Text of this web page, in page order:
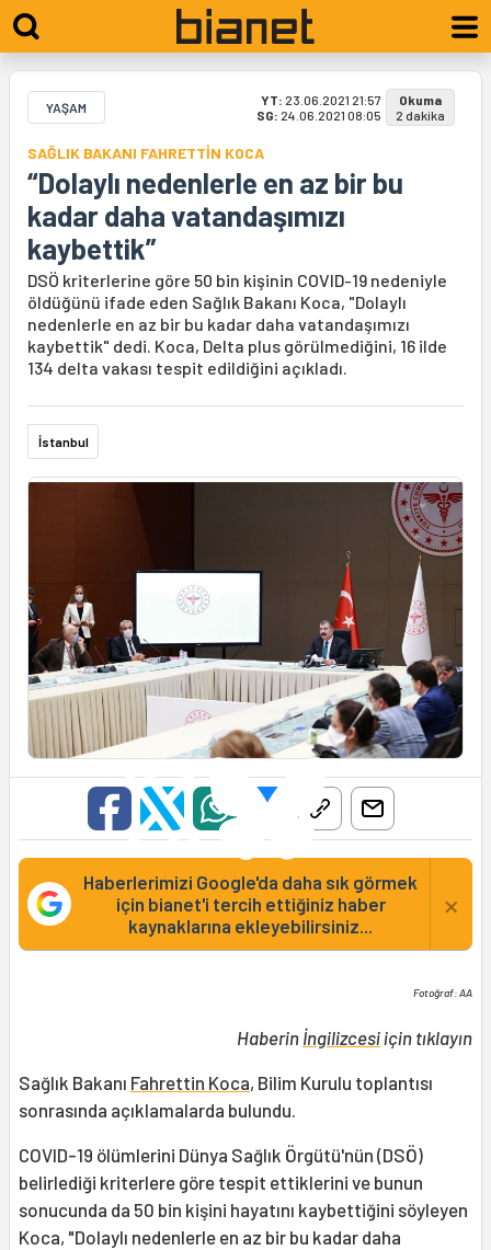
YAŞAM YT: 23.06.2021 21:57
SG: 24.06.2021 08:05
Okuma
2 dakika
SAĞLIK BAKANI FAHRETTİN KOCA
“Dolaylı nedenlerle en az bir bu
kadar daha vatandaşımızı
kaybettik”
DSÖ kriterlerine göre 50 bin kişinin COVID-19 nedeniyle
öldüğünü ifade eden Sağlık Bakanı Koca, "Dolaylı
nedenlerle en az bir bu kadar daha vatandaşımızı
kaybettik" dedi. Koca, Delta plus görülmediğini, 16 ilde
134 delta vakası tespit edildiğini açıkladı.
İstanbul
Haberlerimizi Google'da daha sık görmek
için bianet'i tercih ettiğiniz haber
kaynaklarına ekleyebilirsiniz...
×
Fotoğraf: AA
Haberin İngilizcesiiçin tıklayın
Sağlık Bakanı Fahrettin Koca, Bilim Kurulu toplantısı
sonrasında açıklamalarda bulundu.
COVID-19 ölümlerini Dünya Sağlık Örgütü'nün (DSÖ)
belirlediği kriterlere göre tespit ettiklerini ve bunun
sonucunda da 50 bin kişini hayatını kaybettiğini söyleyen
Koca, "Dolaylı nedenlerle en az bir bu kadar daha